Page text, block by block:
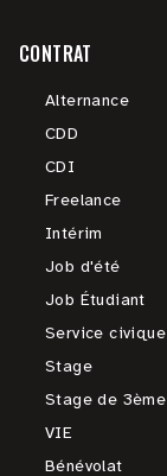
CONTRAT
Alternance
CDD
CDI
Freelance
Intérim
Job d'été
Job Étudiant
Service civique
Stage
Stage de 3ème
VIE
Bénévolat